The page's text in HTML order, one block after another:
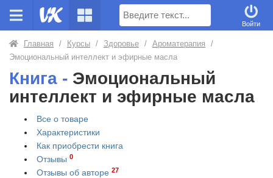
Поиск
Войти
Главная / Курсы / Здоровье / Ароматерапия
/
Эмоциональный интеллект и эфирные масла
Книга - Эмоциональный
интеллект и эфирные масла
Все о товаре
Характеристики
Как приобрести книга
Отзывы 0
Отзывы об авторе 27